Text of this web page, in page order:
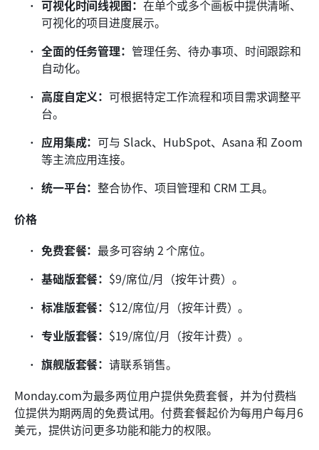
可视化时间线视图： 在单个或多个画板中提供清晰、
可视化的项目进度展示。
全面的任务管理： 管理任务、待办事项、时间跟踪和
自动化。
高度自定义： 可根据特定工作流程和项目需求调整平
台。
应用集成： 可与 Slack、HubSpot、Asana 和 Zoom
等主流应用连接。
统一平台： 整合协作、项目管理和 CRM 工具。
价格
免费套餐：最多可容纳 2 个席位。
基础版套餐： $9/席位/月（按年计费）。
标准版套餐： $12/席位/月（按年计费）。
专业版套餐： $19/席位/月（按年计费）。
旗舰版套餐：请联系销售。
Monday.com为最多两位用户提供免费套餐，并为付费档
位提供为期两周的免费试用。付费套餐起价为每用户每月6
美元，提供访问更多功能和能力的权限。